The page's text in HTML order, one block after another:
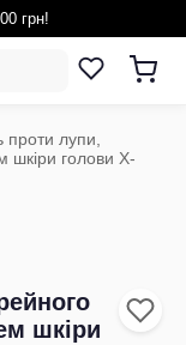
грн!
лупи,
шкіри голови X-
шкіри